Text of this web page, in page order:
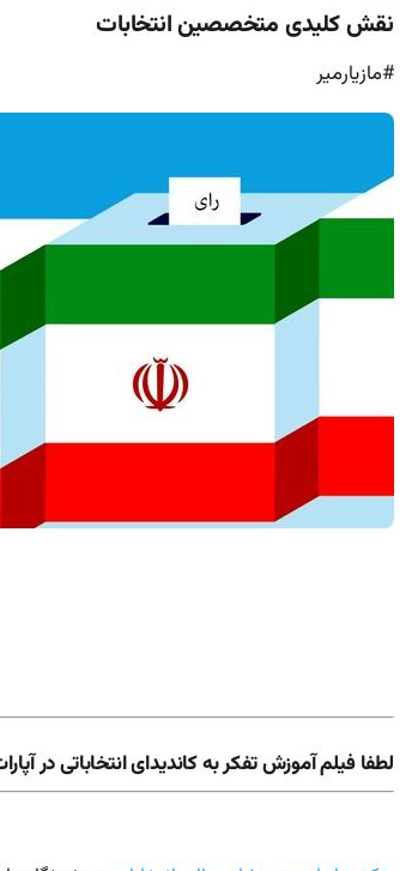
نقش کلیدی متخصصین انتخابات
#مازیارمیر
لطفا فیلم آموزش تفکر به کاندیدای انتخاباتی در